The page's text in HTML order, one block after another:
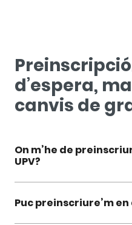
d’espera,
canvis de
On m’he de
UPV?
Puc preinscriure’m